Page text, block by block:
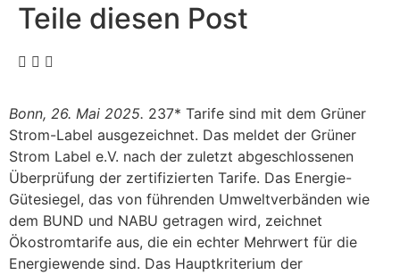
Teile diesen Post
Bonn, 26. Mai 2025. 237* Tarife sind mit dem Grüner
Strom-Label ausgezeichnet. Das meldet der Grüner
Strom Label e.V. nach der zuletzt abgeschlossenen
Überprüfung der zertifizierten Tarife. Das Energie-
Gütesiegel, das von führenden Umweltverbänden wie
dem BUND und NABU getragen wird, zeichnet
Ökostromtarife aus, die ein echter Mehrwert für die
Energiewende sind. Das Hauptkriterium der